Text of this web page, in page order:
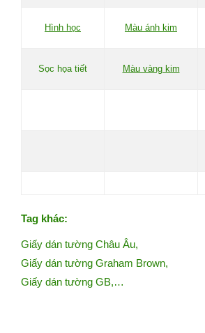
Hình học Màu ánh kim
Sọc họa tiết Màu vàng kim
Tag khác:
Giấy dán tường Châu Âu,
Giấy dán tường Graham Brown,
Giấy dán tường GB,…